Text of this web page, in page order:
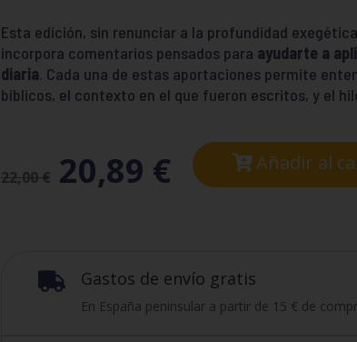
Esta edición, sin renunciar a la profundidad exegética
incorpora comentarios pensados para ayudarte a
diaria. Cada una de estas aportaciones permite
bíblicos, el contexto en el que fueron escritos, y el
22,00€ 20,89 € Añadir al
 Gastos de envío gratis
En España peninsular a partir de 15 € de